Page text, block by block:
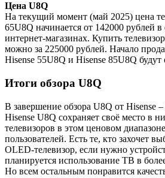
Цена U8Q
На текущий момент (май 2025) цена
65U8Q начинается от 142000 рублей
интернет-магазинах. Купить
можно за 225000 рублей. Начало
Hisense 55U8Q и Hisense 85U8Q
Итоги обзора U8Q
В завершение обзора U8Q от Hisense
Hisense U8Q сохраняет своё место в
телевизоров в этом ценовом
пользователей. Есть те, кто захочет
OLED-телевизор, если нужно
планируется использование ТВ в
Но всем остальным понравится